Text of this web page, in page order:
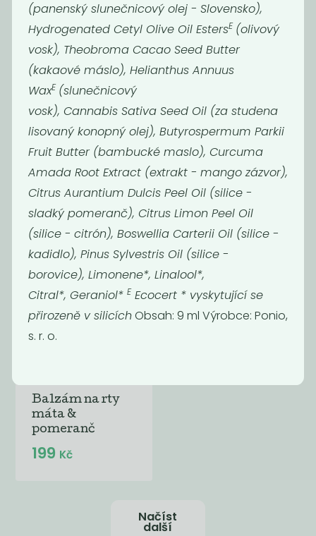
Mýdlo Difera -
kvetinové s...
149Kč
-50%
Přírodní rtěnka
- Classy
349 Kč 175
Balzám na rty
máta &
pomeranč
199 Kč
Načíst
další
(panenský slunečnicový olej - Slovensko),
Hydrogenated Cetyl Olive Oil EstersE (olivový
vosk), Theobroma Cacao Seed Butter
(kakaové máslo), Helianthus Annuus
WaxE (slunečnicový
vosk), Cannabis Sativa Seed Oil (za studena
lisovaný konopný olej), Butyrospermum Parkii
Fruit Butter (bambucké maslo), Curcuma
Amada Root Extract (extrakt - mango zázvor),
Citrus Aurantium Dulcis Peel Oil (silice -
sladký pomeranč), Citrus Limon Peel Oil
(silice - citrón), Boswellia Carterii Oil (silice -
kadidlo), Pinus Sylvestris Oil (silice -
borovice), Limonene*, Linalool*,
Citral*, Geraniol* EEcocert * vyskytující se
přirozeně v silicíchObsah: 9 ml Výrobce: Ponio,
s. r. o.